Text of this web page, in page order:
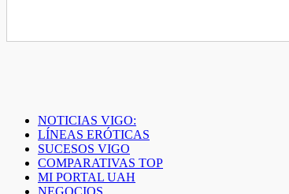
NOTICIAS VIGO:
LÍNEAS ERÓTICAS
SUCESOS VIGO
COMPARATIVAS TOP
MI PORTAL UAH
NEGOCIOS